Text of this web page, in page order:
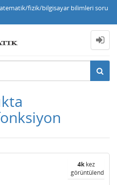
fizik/bilgisayar bilimleri soru
4kkez
görüntülendi